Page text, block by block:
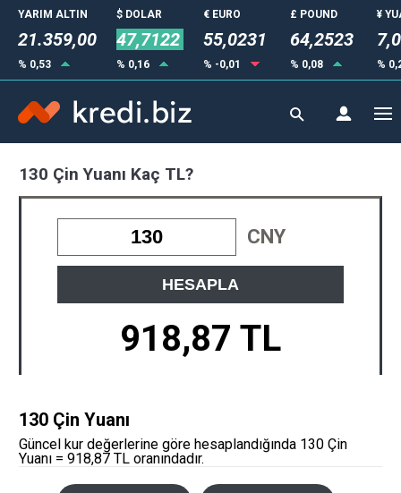
YARIM ALTIN
21.359,00
% 0,53
$ DOLAR
47,7122
% 0,16
€ EURO
55,0231
% -0,01
£ POUND
64,2523
% 0,08
¥
%
130 Çin Yuanı Kaç TL?
CNY
HESAPLA
918,87 TL
130 Çin Yuanı
Güncel kur değerlerine göre hesaplandığında 130 Çin
Yuanı = 918,87 TL oranındadır.